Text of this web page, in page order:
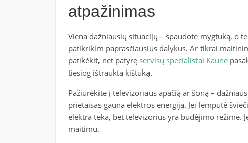
atpažinimas
Viena dažniausių situacijų – spaudote mygtuką, o
patikrikim paprasčiausius dalykus. Ar tikrai
patikėkit, net patyrę servisų specialistai Kaune
tiesiog ištrauktą kištuką.
Pažiūrėkite į televizoriaus apačią ar šoną –
prietaisas gauna elektros energiją. Jei lemputė
elektra teka, bet televizorius yra budėjimo režime.
maitimu.